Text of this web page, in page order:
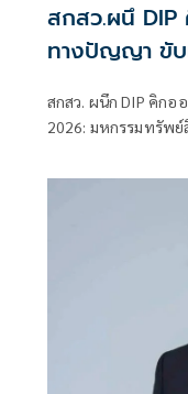
สกสว.ผนึ
ทางปัญญา ขับ
สกสว. ผนึก DIP คิกออฟมหกรรม IP X Venture Rise Thailand
2026: มหกรรมทรัพ
กองทุน ววน. เพิ่มคุณ